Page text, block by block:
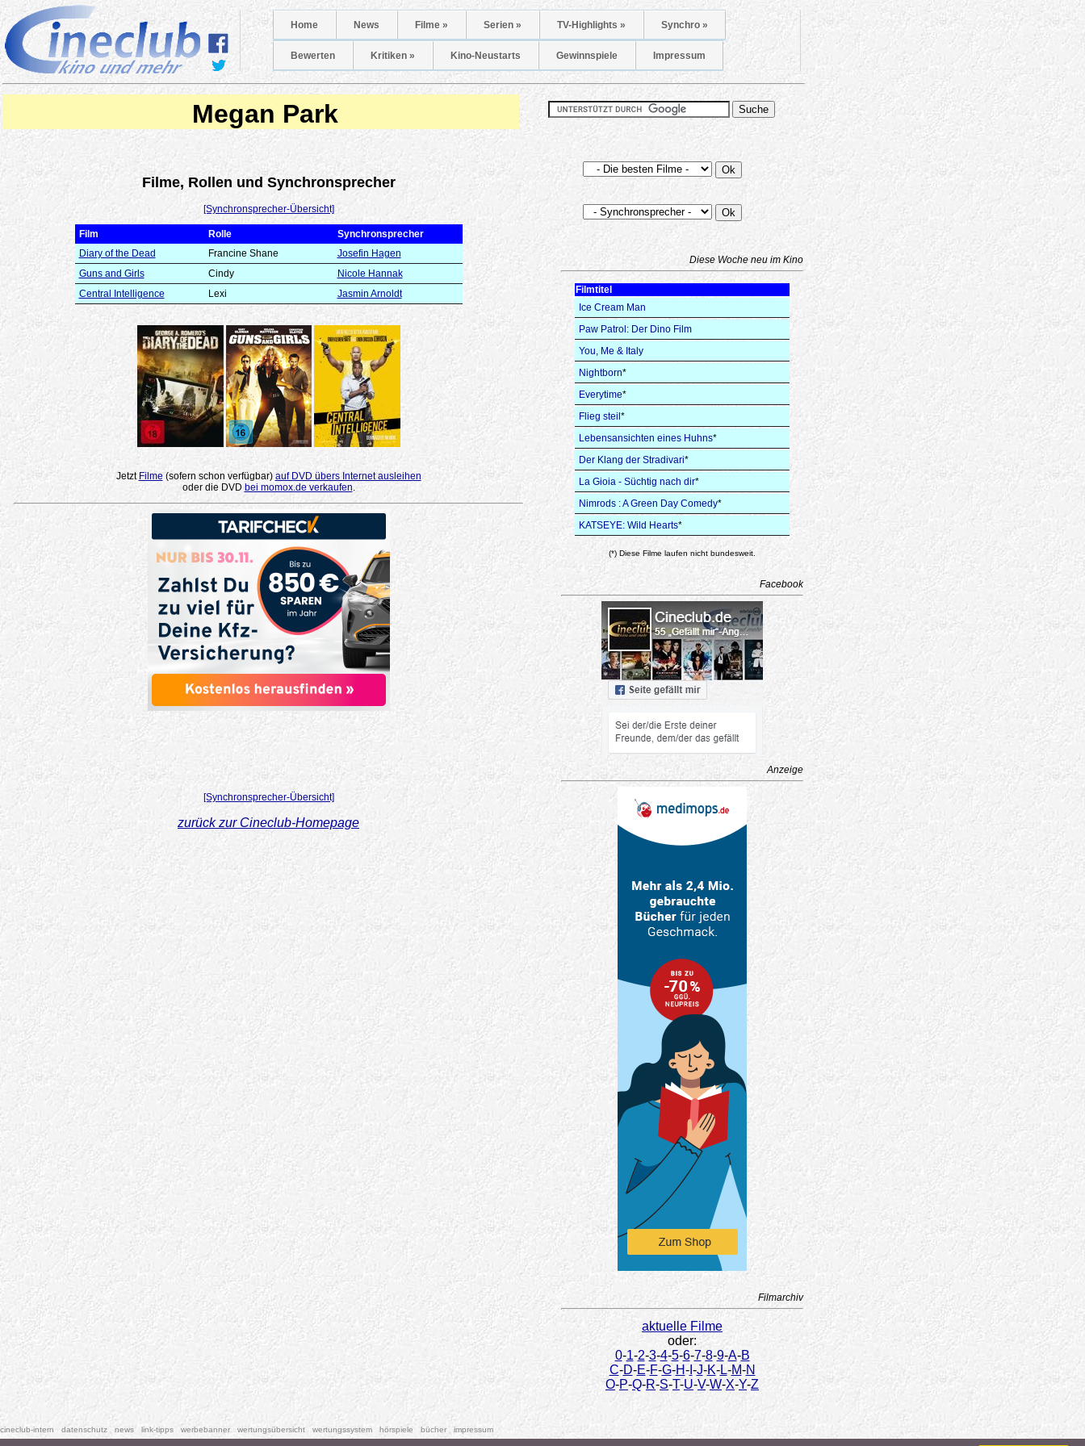
Home News Filme » Serien » TV-Highlights » Synchro »
Bewerten Kritiken » Kino-Neustarts Gewinnspiele Impressum
Megan Park
Filme, Rollen und Synchronsprecher
[Synchronsprecher-Übersicht]
Film Rolle
Synchronsprecher
Diary of the Dead
Francine Shane
Josefin Hagen
Guns and Girls
Cindy
Nicole Hannak
Central Intelligence
Lexi Jasmin Arnoldt
Jetzt Filme(sofern schon verfügbar) auf DVD übers Internet ausleihen
oder die DVD bei momox.de verkaufen.
[Synchronsprecher-Übersicht]
zurück zur Cineclub-Homepage
Diese Woche neu im Kino
Filmtitel
Ice Cream Man
Paw Patrol: Der Dino Film
You, Me & Italy
Nightborn*
Everytime*
Flieg steil *
Lebensansichten eines Huhns*
Der Klang der Stradivari*
La Gioia - Süchtig nach dir*
Nimrods : A Green Day Comedy*
KATSEYE: Wild Hearts*
(*) Diese Filme laufen nicht bundesweit.
Facebook
Anzeige
Filmarchiv
aktuelle Filme
oder:
0-1-2-3-4-5-6-7-8-9-A-B
C-D-E-F-G-H-I -J-K-L-M-N
O-P-Q-R-S-T-U-V-W-X-Y-Z
cineclub-intern datenschutz news link-tipps werbebanner wertungsübersicht wertungssystem hörspiele bücher impressum